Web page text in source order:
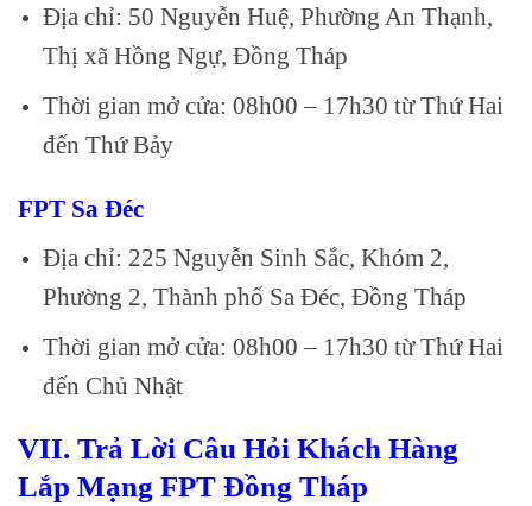
Địa chỉ: 50 Nguyễn Huệ, Phường An Thạnh,
Thị xã Hồng Ngự, Đồng Tháp
Thời gian mở cửa: 08h00 – 17h30 từ Thứ Hai
đến Thứ Bảy
FPT Sa Đéc
Địa chỉ: 225 Nguyễn Sinh Sắc, Khóm 2,
Phường 2, Thành phố Sa Đéc, Đồng Tháp
Thời gian mở cửa: 08h00 – 17h30 từ Thứ Hai
đến Chủ Nhật
VII. Trả Lời Câu Hỏi Khách Hàng
Lắp Mạng FPT Đồng Tháp